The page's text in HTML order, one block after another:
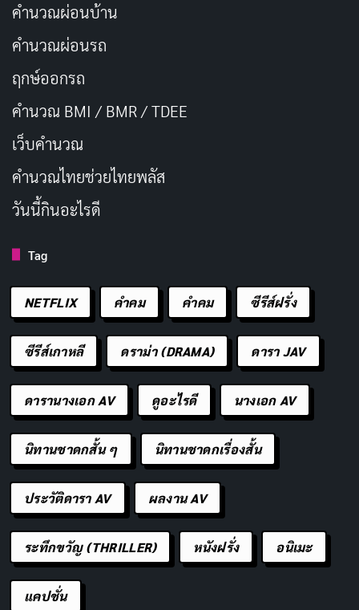
ประโยชน์ของฉากสะดุ้งในภาพยนตร์และ
เกม
ความหวาดกลัวให้กับผู้ชมในภาพยนตร์และเกมสยองขวัญ
ประโยชน์ของฉากสะดุ้ง ได้แก่
สร้างความตื่นเต้นและความหวาดกลัว
ชมได้อย่างมีประสิทธิภาพ เนื่องจากเป็นการนำเสนอสิ่งที่
หวาดกลัวไปด้วย
สร้างความแปลกใหม่และน่าติดตาม
การใช้ฉากสะดุ้งอย่างมีศิลปะจะช่วยสร้างความแปลกใหม่
และน่าติดตามสำหรับผู้ชม เนื่องจากพวกเขาจะอยากรู้ว่า
สิ่งสะดุ้งจะเกิดขึ้นอีกเมื่อใด ทำให้ติดตามเรื่องราวต่อไป
อย่างไม่รู้จบ
เสริมบรรยากาศสยองขวัญ
ฉากสะดุ้งช่วยเสริมบรรยากาศสยองขวัญให้กับภาพยนตร์
หรือเกมได้อย่างดี เนื่องจากสร้างความรู้สึกหวาดกลัวและไม่
แน่ใจว่าจะเกิดอะไรขึ้นต่อไป ทำให้บรรยากาศโดยรวมดูน่า
คำนวณผ่อนบ้าน
คำนวณผ่อนรถ
ฤกษ์ออกรถ
คำนวณ BMI / BMR / TDEE
เว็บคํานวณ
คํานวณไทยช่วยไทยพลัส
วันนี้กินอะไรดี
Tag
NETFLIX คำคม คําคม ซีรีส์ฝรั่ง
ซีรีส์เกาหลี ดราม่า (DRAMA) ดารา JAV
ดารานางเอก AV ดูอะไรดี นางเอก AV
นิทานชาดกสั้น ๆ นิทานชาดกเรื่องสั้น
ประวัติดารา AV ผลงาน AV
ระทึกขวัญ (THRILLER) หนังฝรั่ง อนิเมะ
แคปชั่น